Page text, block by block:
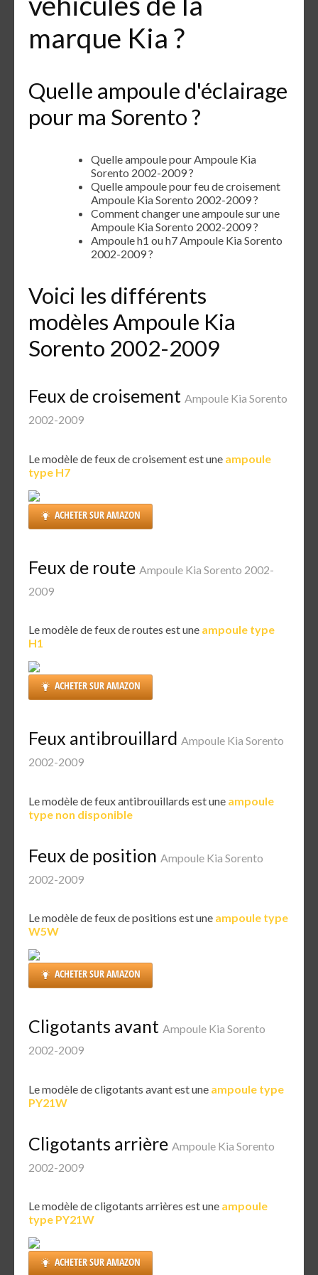
marque Kia ?
Quelle ampoule d'éclairage
pour ma Sorento ?
Quelle ampoule pour Ampoule Kia
Sorento 2002-2009 ?
Quelle ampoule pour feu de croisement
Ampoule Kia Sorento 2002-2009 ?
Comment changer une ampoule sur une
Ampoule Kia Sorento 2002-2009 ?
Ampoule h1 ou h7 Ampoule Kia Sorento
2002-2009 ?
Voici les différents
modèles Ampoule Kia
Sorento 2002-2009
Feux de croisement Ampoule Kia Sorento
2002-2009
Le modèle de feux de croisement est une ampoule
type H7
ACHETER SUR AMAZON
Feux de route Ampoule Kia Sorento 2002-
2009
Le modèle de feux de routes est une ampoule type
H1
ACHETER SUR AMAZON
Feux antibrouillard Ampoule Kia Sorento
2002-2009
Le modèle de feux antibrouillards est une ampoule
type non disponible
Feux de position Ampoule Kia Sorento
2002-2009
Le modèle de feux de positions est une ampoule type
W5W
ACHETER SUR AMAZON
Cligotants avant Ampoule Kia Sorento
2002-2009
Le modèle de cligotants avant est une ampoule type
PY21W
Cligotants arrière Ampoule Kia Sorento
2002-2009
Le modèle de cligotants arrières est une ampoule
type PY21W
ACHETER SUR AMAZON